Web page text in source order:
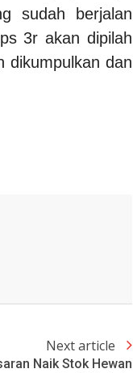
sudah berjalan
3r akan dipilah
dikumpulkan dan
Next article
Naik Stok Hewan